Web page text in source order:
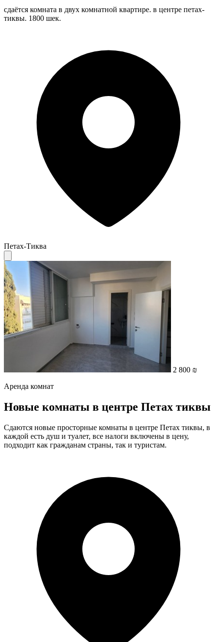
сдаётся комната в двух комнатной квартире. в центре петах-
тиквы. 1800 шек.
Петах-Тиква
2 800 ₪
Аренда комнат
Новые комнаты в центре Петах тиквы
Сдаются новые просторные комнаты в центре Петах тиквы, в
каждой есть душ и туалет, все налоги включены в цену,
подходит как гражданам страны, так и туристам.